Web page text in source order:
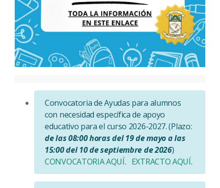
Convocatoria de Ayudas para alumnos
con necesidad específica de apoyo
educativo para el curso 2026-2027. (Plazo:
de las 08:00 horas del 19 de mayo a las
15:00 del 10 de septiembre de 2026)
CONVOCATORIA AQUÍ. EXTRACTO AQUÍ.